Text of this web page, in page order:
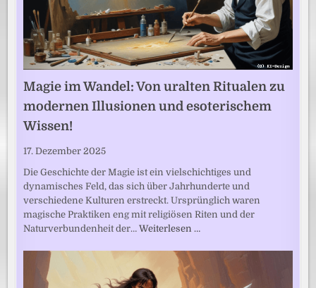
Magie im Wandel: Von uralten Ritualen zu
modernen Illusionen und esoterischem
Wissen!
17. Dezember 2025
Die Geschichte der Magie ist ein vielschichtiges und
dynamisches Feld, das sich über Jahrhunderte und
verschiedene Kulturen erstreckt. Ursprünglich waren
magische Praktiken eng mit religiösen Riten und der
Naturverbundenheit der…Weiterlesen …